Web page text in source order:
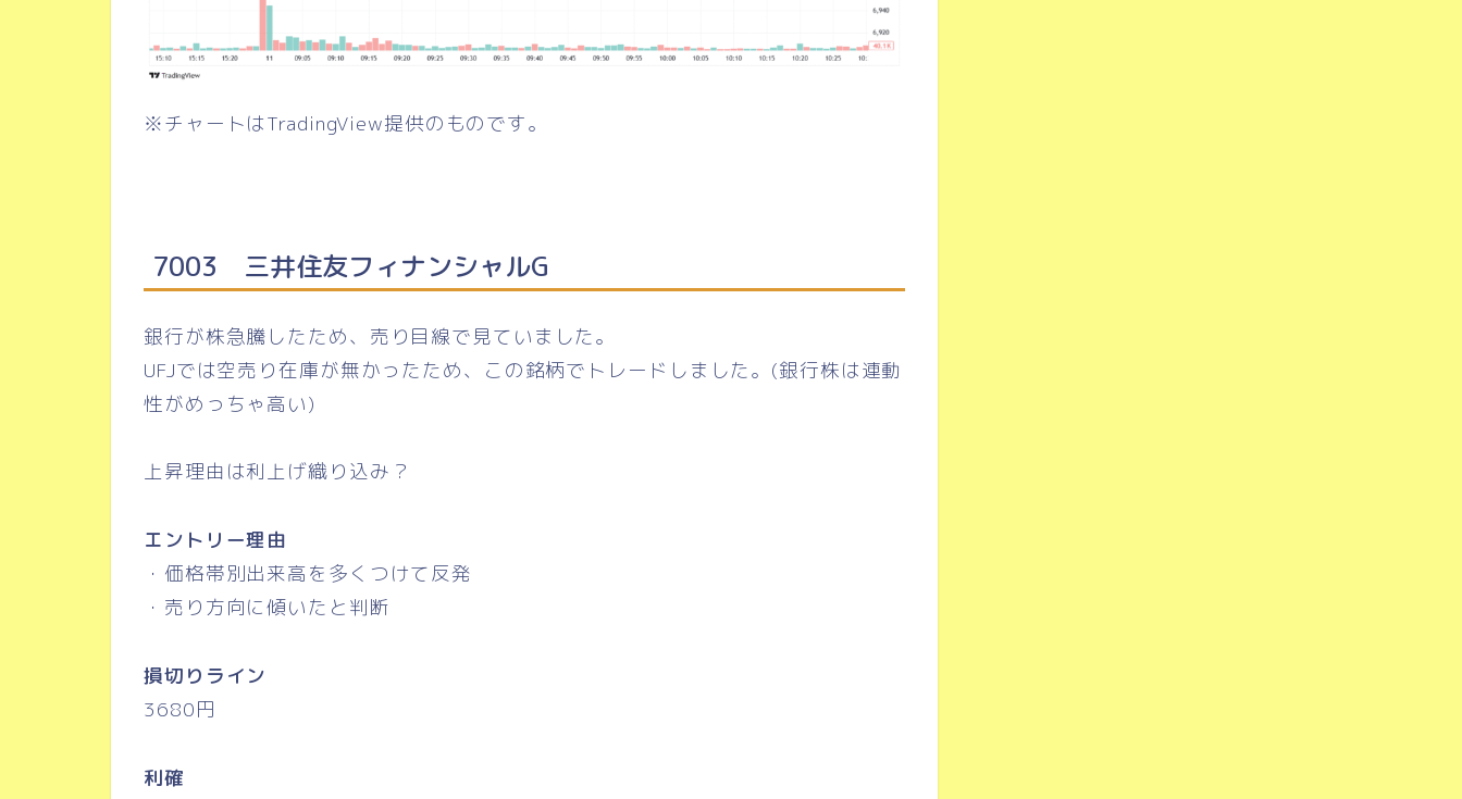
※チャートはTradingView提供のものです。
7003 三井住友フィナンシャルG
銀行が株急騰したため、売り目線で見ていました。
UFJでは空売り在庫が無かったため、この銘柄でトレードしました。(銀行株は連動
性がめっちゃ高い)
上昇理由は利上げ織り込み？
エントリー理由
・価格帯別出来高を多くつけて反発
・売り方向に傾いたと判断
損切りライン
3680円
利確